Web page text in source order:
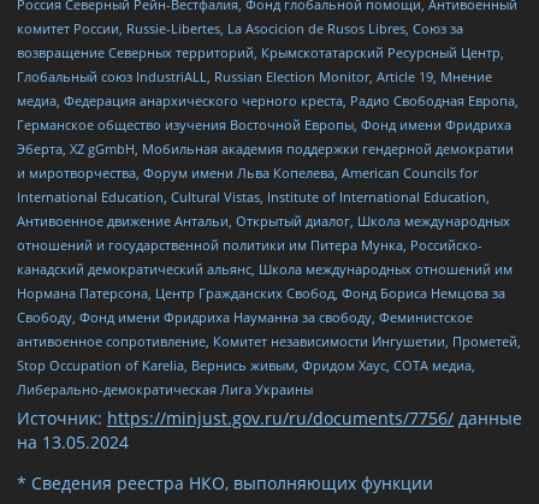
Россия Северный Рейн-Вестфалия, Фонд глобальной помощи, Антивоенный
комитет России, Russie-Libertes, La Asocicion de Rusos Libres, Союз за
возвращение Северных территорий, Крымскотатарский Ресурсный Центр,
Глобальный союз IndustriALL, Russian Election Monitor, Article 19, Мнение
медиа, Федерация анархического черного креста, Радио Свободная Европа,
Германское общество изучения Восточной Европы, Фонд имени Фридриха
Эберта, XZ gGmbH, Мобильная академия поддержки гендерной демократии
и миротворчества, Форум имени Льва Копелева, American Councils for
International Education, Cultural Vistas, Institute of International Education,
Антивоенное движение Антальи, Открытый диалог, Школа международных
отношений и государственной политики им Питера Мунка, Российско-
канадский демократический альянс, Школа международных отношений им
Нормана Патерсона, Центр Гражданских Свобод, Фонд Бориса Немцова за
Свободу, Фонд имени Фридриха Науманна за свободу, Феминистское
антивоенное сопротивление, Комитет независимости Ингушетии, Прометей,
Stop Occupation of Karelia, Вернись живым, Фридом Хаус, СОТА медиа,
Либерально-демократическая Лига Украины
Источник: https://minjust.gov.ru/ru/documents/7756/ данные
на 13.05.2024
* Сведения реестра НКО, выполняющих функции